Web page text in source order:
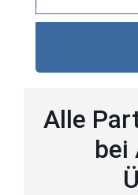
Alle
bei